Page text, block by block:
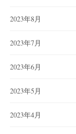
2023年8月
2023年7月
2023年6月
2023年5月
2023年4月